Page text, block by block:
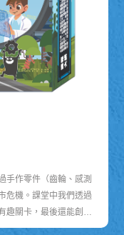
手作零件（齒輪、感測
危機。課堂中我們透過
趣關卡，最後還能創作
轉化為觸手可及的工程